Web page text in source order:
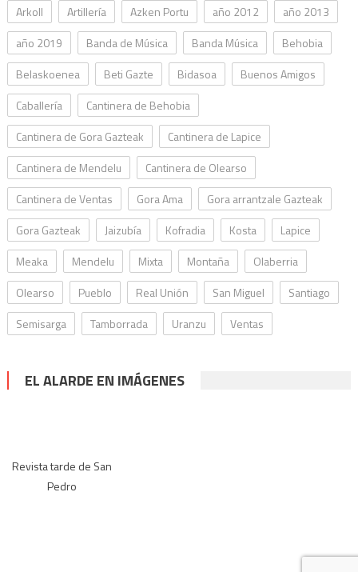
Arkoll
Artillería Azken Portu año 2012
año 2013
año 2019
Banda de Música Banda Música
Behobia
Belaskoenea
Beti Gazte Bidasoa
Buenos Amigos
Caballería
Cantinera de Behobia
Cantinera de Gora Gazteak
Cantinera de Lapice
Cantinera de Mendelu
Cantinera de Olearso
Cantinera de Ventas
Gora Ama
Gora arrantzale Gazteak
Gora Gazteak
Jaizubía Kofradia Kosta
Lapice
Meaka
Mendelu Mixta Montaña
Olaberria
Olearso
Pueblo Real Unión San Miguel
Santiago
Semisarga
Tamborrada Uranzu Ventas
EL ALARDE EN IMÁGENES
Revista tarde de San
Pedro